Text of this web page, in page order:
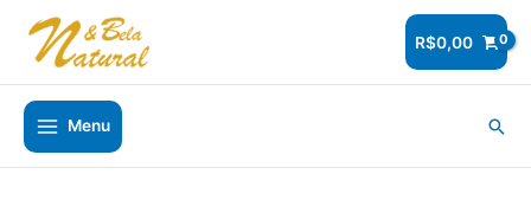
para
conteúdo
R$0,00
Menu